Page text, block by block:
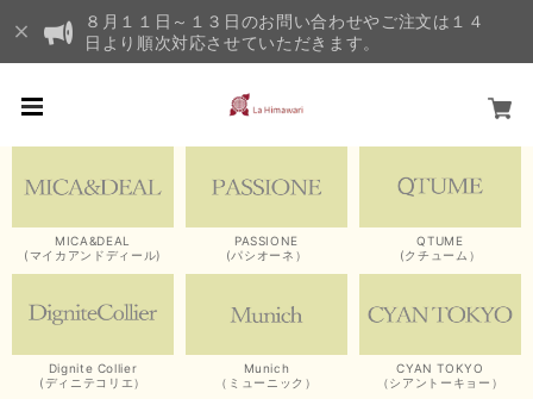
８月１１日～１３日のお問い合わせやご注文は１４
日より順次対応させていただきます。
MICA&DEAL
(マイカアンドディール)
PASSIONE
(パシオーネ）
QTUME
(クチューム）
Dignite Collier
(ディニテコリエ）
Munich
（ミューニック）
CYAN TOKYO
（シアントーキョー）